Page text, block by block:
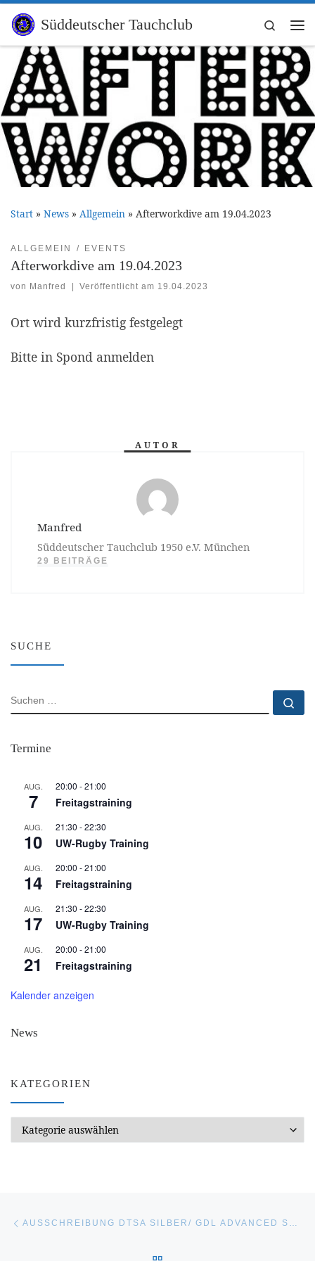
Zum Inhalt springen
Süddeutscher Tauchclub
Search
Start » News » Allgemein » Afterworkdive am 19.04.2023
ALLGEMEIN EVENTS
Afterworkdive am 19.04.2023
von Manfred Veröffentlicht am 19.04.2023
Ort wird kurzfristig festgelegt
Bitte in Spond anmelden
AUTOR
Manfred
Süddeutscher Tauchclub 1950 e.V. München
29 BEITRÄGE
SUCHE
SUCHE
Termine
AUG.
7
20:00 -21:00
Freitagstraining
AUG.
10
21:30 -22:30
UW-Rugby Training
AUG.
14
20:00 -21:00
Freitagstraining
AUG.
17
21:30 -22:30
UW-Rugby Training
AUG.
21
20:00 -21:00
Freitagstraining
Kalender anzeigen
News
KATEGORIEN
AUSSCHREIBUNG DTSA SILBER/ GDL ADVANCED SPORTS DIVER PRÜFUNG